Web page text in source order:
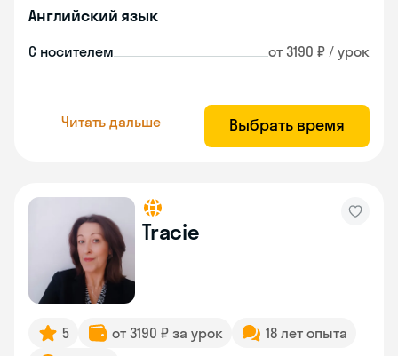
Английский язык
С носителем от 3190 ₽ / урок
Читать дальше Выбрать время
Tracie
5 от 3190 ₽ за урок
18 лет опыта